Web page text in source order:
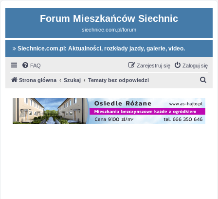
Forum Mieszkańców Siechnic
siechnice.com.pl/forum
Siechnice.com.pl: Aktualności, rozkłady jazdy, galerie, video.
FAQ Zaloguj się
Zarejestruj się
Strona główna Szukaj Tematy bez odpowiedzi